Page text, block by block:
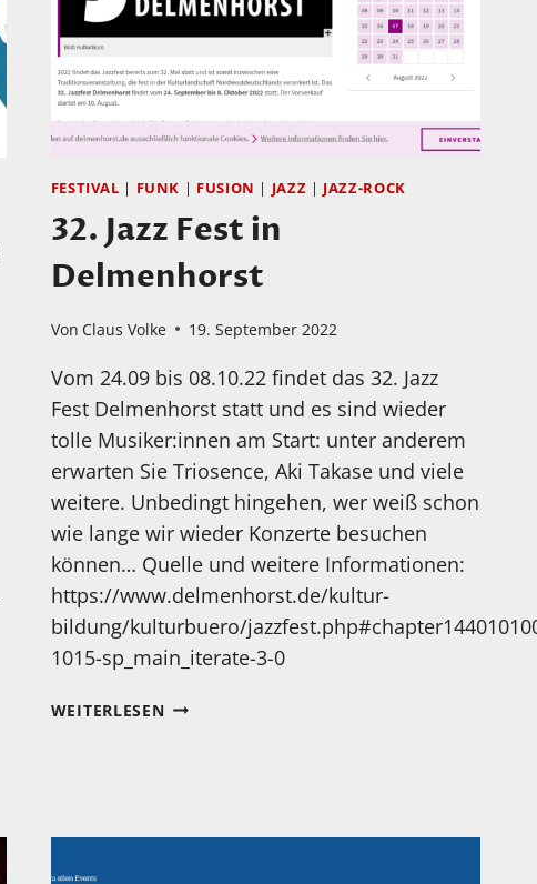
FESTIVAL | FUNK | FUSION | JAZZ | JAZZ-ROCK
32. Jazz Fest in
Delmenhorst
Von Claus Volke 19. September 2022
Vom 24.09 bis 08.10.22 findet das 32. Jazz
Fest Delmenhorst statt und es sind wieder
tolle Musiker:innen am Start: unter anderem
erwarten Sie Triosence, Aki Takase und viele
weitere. Unbedingt hingehen, wer weiß schon
wie lange wir wieder Konzerte besuchen
können… Quelle und weitere Informationen:
https://www.delmenhorst.de/kultur-
bildung/kulturbuero/
1015-sp_main_iterate-3-0
WEITERLESEN32.